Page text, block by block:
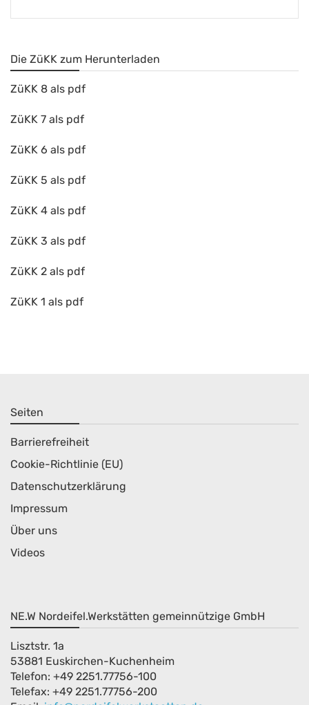
Die ZüKK zum Herunterladen
ZüKK 8 als pdf
ZüKK 7 als pdf
ZüKK 6 als pdf
ZüKK 5 als pdf
ZüKK 4 als pdf
ZüKK 3 als pdf
ZüKK 2 als pdf
ZüKK 1 als pdf
Seiten
Barrierefreiheit
Cookie-Richtlinie (EU)
Datenschutzerklärung
Impressum
Über uns
Videos
NE.W Nordeifel.Werkstätten gemeinnützige GmbH
Lisztstr. 1a
53881 Euskirchen-Kuchenheim
Telefon: +49 2251.77756-100
Telefax: +49 2251.77756-200